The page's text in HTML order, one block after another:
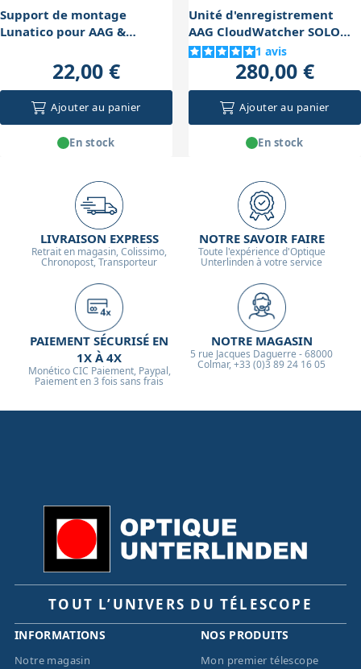
Support de montage
Lunatico pour AAG &
22,00 €
Ajouter au panier
En stock
Unité d'enregistrement
AAG CloudWatcher SOLO
Lunatico
1 avis
280,00 €
Ajouter au panier
En stock
LIVRAISON EXPRESS
Retrait en magasin, Colissimo,
Chronopost, Transporteur
NOTRE SAVOIR FAIRE
Toute l'expérience d'Optique
Unterlinden à votre service
PAIEMENT SÉCURISÉ EN
1X À 4X
Monético CIC Paiement, Paypal,
Paiement en 3 fois sans frais
NOTRE MAGASIN
5 rue Jacques Daguerre - 68000
Colmar, +33 (0)3 89 24 16 05
TOUT L’UNIVERS DU TÉLESCOPE
INFORMATIONS
Notre magasin
NOS PRODUITS
Mon premier télescope